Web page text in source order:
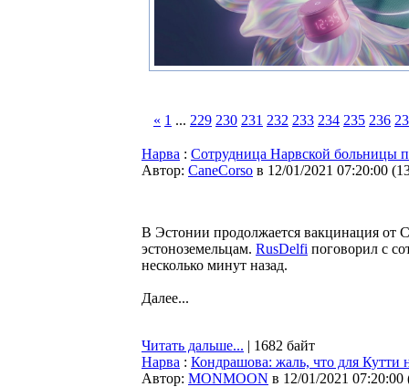
« 1 ... 229 230 231 232 233 234 235 236
Нарва : Сотрудница Нарвской больницы
Автор: CaneCorso в 12/01/2021 07:20:00 (
В Эстонии продолжается вакцинация от
эстоноземельцам. RusDelfi поговорил с
несколько минут назад.
Далее...
Читать дальше... | 1682 байт
Нарва : Кондрашова: жаль, что для Кутти
Автор: MONMOON в 12/01/2021 07:20:00